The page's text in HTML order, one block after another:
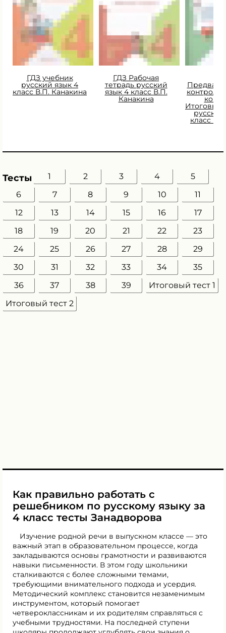
ГДЗ учебник
русский язык 4
класс В.П. Канакина
ГДЗ Рабочая
тетрадь русский
язык 4 класс В.П.
Канакина
Итоговый
класс
Тесты 1 2 3 4
5
6
7 8 9 10
11
12
13 14 15 16
17
18
19 20 21 22
23
24
25 26 27 28
29
30
31 32 33 34
35
36
37 38 39
Итоговый тест 1
Итоговый тест 2
Как правильно работать с
решебником по русскому языку за
4 класс тесты Занадворова
Изучение родной речи в выпускном классе — это
важный этап в образовательном процессе, когда
закладываются основы грамотности и развиваются
навыки письменности. В этом году школьники
сталкиваются с более сложными темами,
требующими внимательного подхода и усердия.
Методический комплекс становится незаменимым
инструментом, который помогает
четвероклассникам и их родителям справляться с
учебными трудностями. На последней ступени